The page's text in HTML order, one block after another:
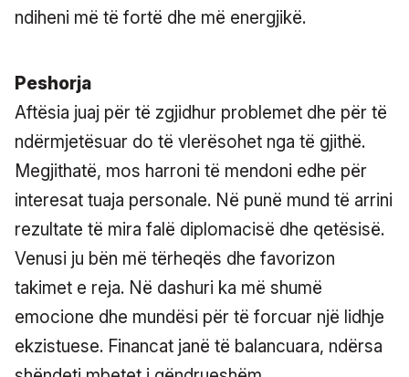
ndiheni më të fortë dhe më energjikë.
Peshorja
Aftësia juaj për të zgjidhur problemet dhe për të
ndërmjetësuar do të vlerësohet nga të gjithë.
Megjithatë, mos harroni të mendoni edhe për
interesat tuaja personale. Në punë mund të arrini
rezultate të mira falë diplomacisë dhe qetësisë.
Venusi ju bën më tërheqës dhe favorizon
takimet e reja. Në dashuri ka më shumë
emocione dhe mundësi për të forcuar një lidhje
ekzistuese. Financat janë të balancuara, ndërsa